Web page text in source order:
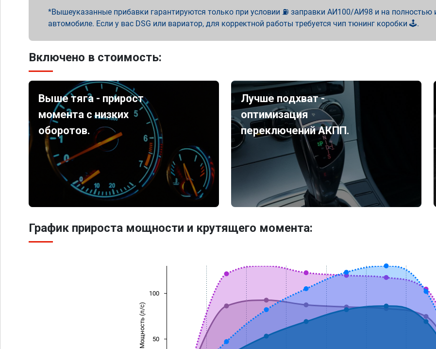
Вышеуказанные прибавки гарантируются только при условии ⛽ заправки АИ100/АИ98 и на
автомобиле. Если у вас DSG или вариатор, для корректной работы требуется чип тюнинг коробки 🕹️.
Включено в стоимость:
Выше тяга - прирост
момента с низких
оборотов.
Лучше подхват -
оптимизация
переключений АКПП.
График прироста мощности и крутящего момента:
Мощность (л/с) 50
100